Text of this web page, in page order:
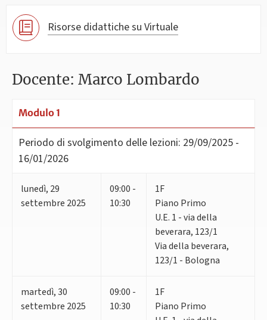
Risorse didattiche su Virtuale
Docente: Marco Lombardo
Modulo 1
Periodo di svolgimento delle lezioni: 29/09/2025 -
16/01/2026
lunedì, 29
settembre 2025
09:00 -
10:30
1F
Piano Primo
U.E. 1 - via della
beverara, 123/1
Via della beverara,
123/1 - Bologna
martedì,30
settembre 2025
09:00 -
10:30
1F
Piano Primo